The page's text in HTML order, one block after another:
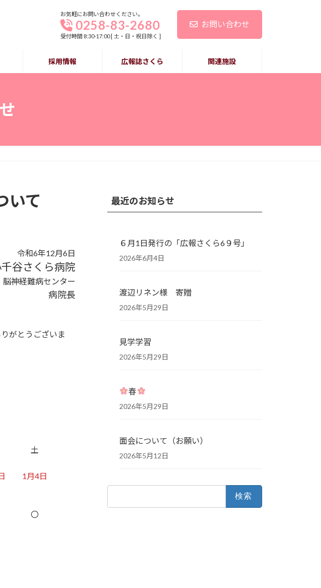
お気軽にお問い合わせください。
0258-83-2680
受付時間 8:30-17:00 [ 土・日・祝日除く ]
お問い合わせ
採用情報 広報誌さくら 関連施設
いて
令和6年12月6日
谷さくら病院
脳神経難病センター
病院長
がとうございま
土
1月4日
〇
最近のお知らせ
６月1日発行の「広報さくら6９号」
2026年6月4日
渡辺リネン様 寄贈
2026年5月29日
見学学習
2026年5月29日
春
2026年5月29日
面会について（お願い）
2026年5月12日